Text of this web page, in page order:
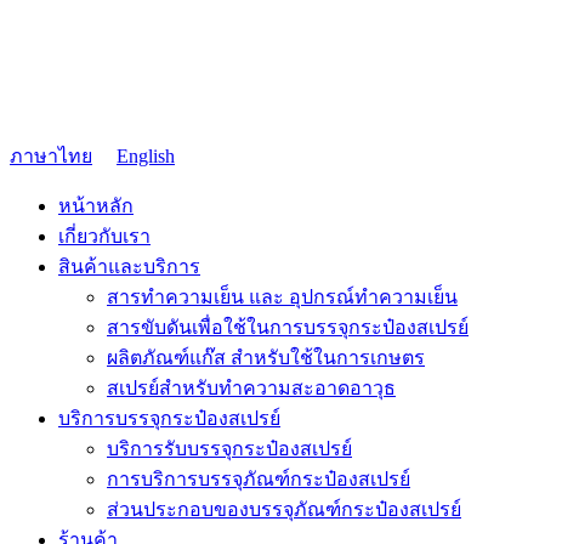
ภาษาไทย English
หน้าหลัก
เกี่ยวกับเรา
สินค้าและบริการ
สารทำความเย็น และ อุปกรณ์ทำความเย็น
สารขับดันเพื่อใช้ในการบรรจุกระป๋องสเปรย์
ผลิตภัณฑ์แก๊ส สำหรับใช้ในการเกษตร
สเปรย์สำหรับทำความสะอาดอาวุธ
บริการบรรจุกระป๋องสเปรย์
บริการรับบรรจุกระป๋องสเปรย์
การบริการบรรจุภัณฑ์กระป๋องสเปรย์
ส่วนประกอบของบรรจุภัณฑ์กระป๋องสเปรย์
ร้านค้า